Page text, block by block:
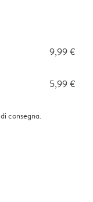
9,99 €
5,99 €
consegna.